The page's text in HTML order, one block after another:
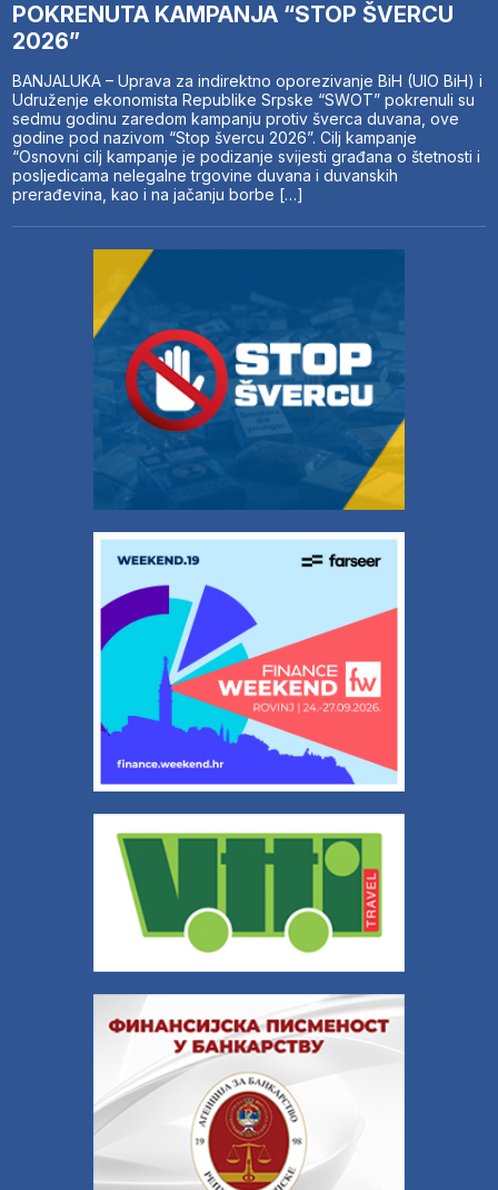
POKRENUTA KAMPANJA “STOP ŠVERCU
2026”
BANJALUKA – Uprava za indirektno oporezivanje BiH (UIO BiH) i
Udruženje ekonomista Republike Srpske “SWOT” pokrenuli su
sedmu godinu zaredom kampanju protiv šverca duvana, ove
godine pod nazivom “Stop švercu 2026”. Cilj kampanje
“Osnovni cilj kampanje je podizanje svijesti građana o štetnosti i
posljedicama nelegalne trgovine duvana i duvanskih
prerađevina, kao i na jačanju borbe […]